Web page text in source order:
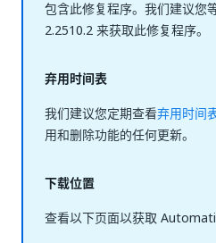
包含此修复程序。我们建议
2.2510.2 来获取此修复程序。
弃用时间表
我们建议您定期查看弃用时间
用和删除功能的任何更新。
下载位置
查看以下页面以获取